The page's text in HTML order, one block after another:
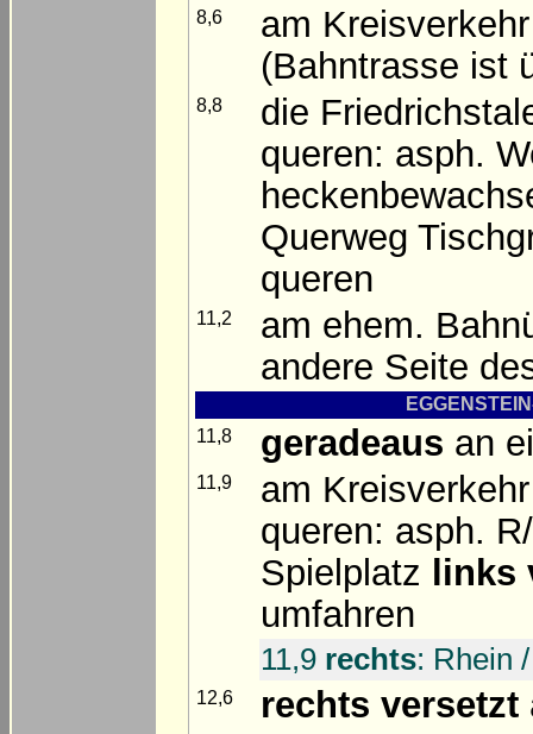
8,6
am
(Bahntrasse ist
8,8
die
queren: asph.
Querweg
queren
11,2
am ehem.
andere Seite
11,8
geradeaus an
11,9
am
queren: asph.
Spielplatz links
umfahren
11,9 rechts: Rhein
12,6 rechts versetzt